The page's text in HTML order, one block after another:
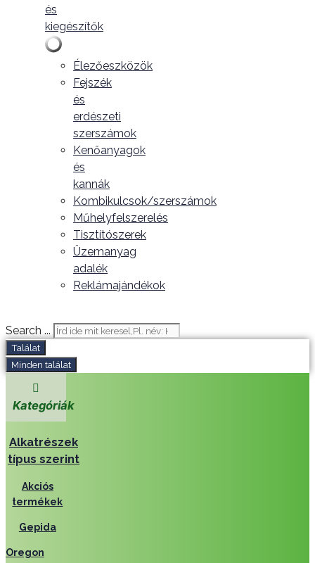
és
kiegészítők
Élezőeszközök
Fejszék
és
erdészeti
szerszámok
Kenőanyagok
és
kannák
Kombikulcsok/szerszámok
Műhelyfelszerelés
Tisztítószerek
Üzemanyag
adalék
Reklámajándékok
Search ...
Találat
Minden találat
Kategóriák
Alkatrészek
típus szerint
Akciós
termékek
Gepida
Oregon